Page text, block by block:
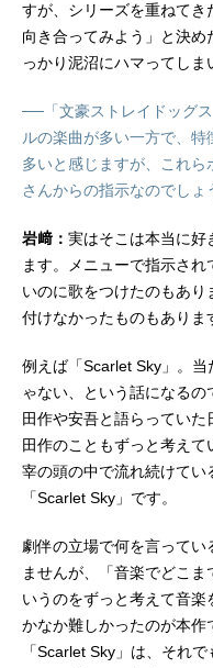
すが、シリーズを重ねてき
向き合ってみよう」と決
っかり泥沼にハマってし
──「文豪ストレイドッグ
ルの楽曲が多い一方で、
多いと感じますが、これ
さんからの指示なのでしょ
岩﨑： 実はそこは本当に好
ます。メニューで指示さ
いのに歌をつけたのもあ
付けなかったものもありま
例えば「Scarlet Sky」。
ゃない、という話になる
田作や安吾と語らってい
田作のこともずっと考えて
宰の頭の中で流れ続けてい
「Scarlet Sky」です。
劇伴の立場で何を言って
ませんが、「音楽でどこ
いうのをずっと考えて音
かなか難しかったのが本作
「Scarlet Sky」は、それ